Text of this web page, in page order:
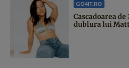
GO4IT.RO
Cascadoarea de
dublura lui